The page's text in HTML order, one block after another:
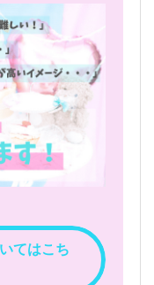
てはこち